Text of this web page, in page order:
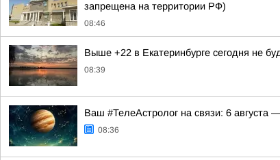
запрещена на территории РФ)
08:46
Выше +22 в Екатеринбурге сегодня не
08:39
Ваш #ТелеАстролог на связи: 6 августа
08:36